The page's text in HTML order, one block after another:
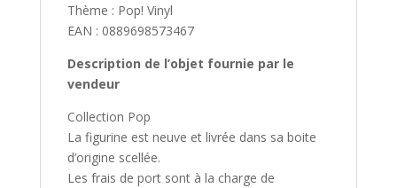
Thème : Pop! Vinyl
EAN : 0889698573467
Description de l’objet fournie par le
vendeur
Collection Pop
La figurine est neuve et livrée dans sa boite
d’origine scellée.
Les frais de port sont à la charge de